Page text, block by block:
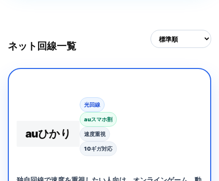
ネット回線一覧
auひかり
光回線
auスマホ割
速度重視
10ギガ対応